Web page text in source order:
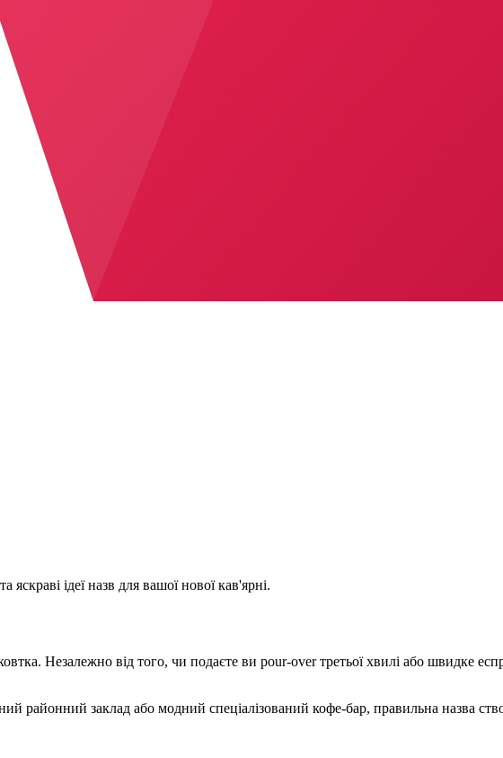
яскраві ідеї назв для вашої нової кав'ярні.
Незалежно від того, чи подаєте ви pour-over третьої хвилі або швидке
районний заклад або модний спеціалізований кофе-бар, правильна назва